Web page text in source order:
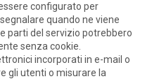
configurato per
quando ne viene
parti del servizio potrebbero
senza cookie.
incorporati in e-mail o
gli utenti o misurare la